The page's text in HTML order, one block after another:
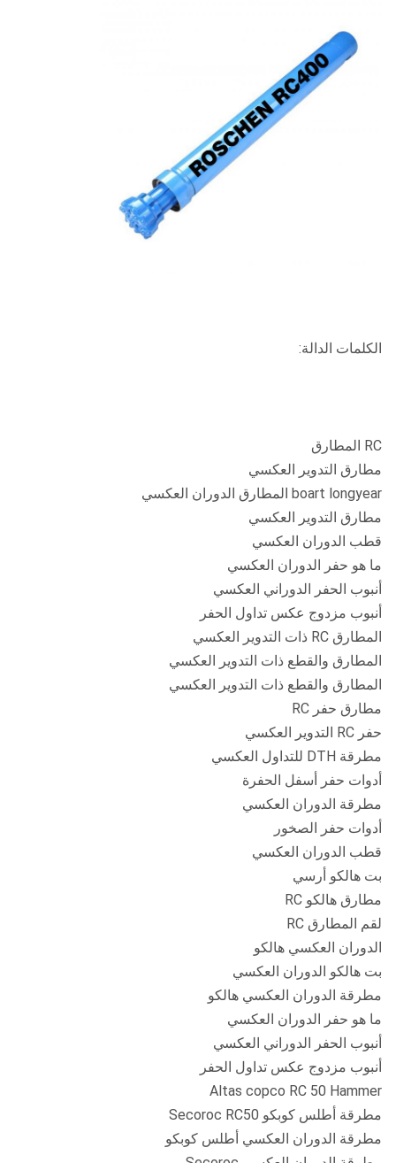
الكلمات الدالة:
RC المطارق
مطارق التدوير العكسي
boart longyear المطارق الدوران العكسي
مطارق التدوير العكسي
قطب الدوران العكسي
ما هو حفر الدوران العكسي
أنبوب الحفر الدوراني العكسي
أنبوب مزدوج عكس تداول الحفر
المطارق RC ذات التدوير العكسي
المطارق والقطع ذات التدوير العكسي
المطارق والقطع ذات التدوير العكسي
مطارق حفر RC
حفر RC التدوير العكسي
مطرقة DTH للتداول العكسي
أدوات حفر أسفل الحفرة
مطرقة الدوران العكسي
أدوات حفر الصخور
قطب الدوران العكسي
بت هالكو أرسي
مطارق هالكو RC
لقم المطارق RC
الدوران العكسي هالكو
بت هالكو الدوران العكسي
مطرقة الدوران العكسي هالكو
ما هو حفر الدوران العكسي
أنبوب الحفر الدوراني العكسي
أنبوب مزدوج عكس تداول الحفر
Altas copco RC 50 Hammer
مطرقة أطلس كوبكو Secoroc RC50
مطرقة الدوران العكسي أطلس كوبكو